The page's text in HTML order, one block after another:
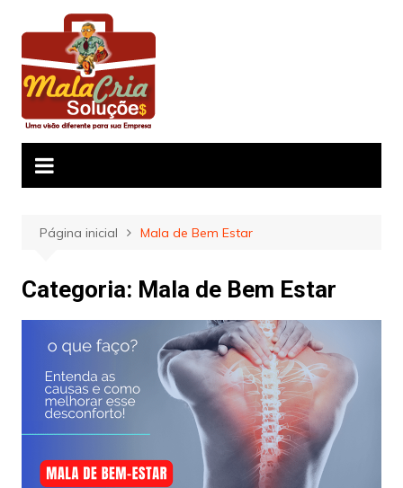
para
conteúdo
Página inicial Mala de Bem Estar
Categoria: Mala de Bem Estar